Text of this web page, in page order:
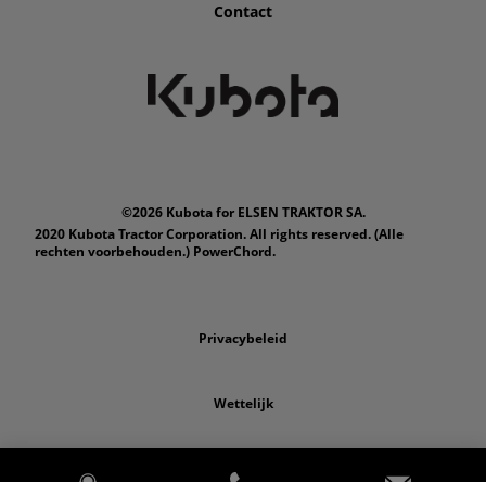
Contact
©2026 Kubota for ELSEN TRAKTOR SA.
2020 Kubota Tractor Corporation. All rights reserved. (Alle
rechten voorbehouden.) PowerChord.
Privacybeleid
Wettelijk